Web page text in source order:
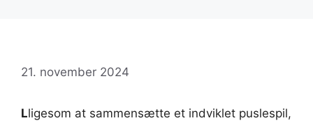
21. november 2024
Lligesom at sammensætte et indviklet puslespil,